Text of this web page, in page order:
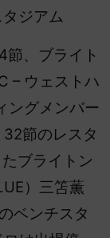
ジアム
、ブライト
– ウェストハ
ングメンバー
節のレスタ
ブライトン
）三笘薫
ベンチスタ